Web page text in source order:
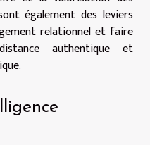
également des leviers
relationnel et faire
authentique et